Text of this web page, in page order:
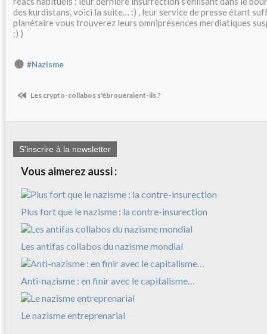
des kurdistans, voici la suite… :) , leur service de presse étant
planétaire vous trouverez leurs omniprésences merdiatiques
:) )
#Nazisme
Les crypto-collabos s'ébroueraient-ils ?
S'inscrire à la newsletter
Vous aimerez aussi :
Plus fort que le nazisme : la contre-insurection
Les antifas collabos du nazisme mondial
Anti-nazisme : en finir avec le capitalisme…
Le nazisme entreprenarial